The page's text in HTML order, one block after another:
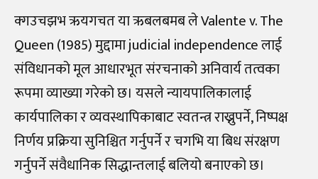
क्गउचझभ ऋयगचत या ऋबलबमब ले Valente v. The
Queen (1985) मुद्दामा judicial independence लाई
संविधानको मूल आधारभूत संरचनाको अनिवार्य तत्वका
रूपमा व्याख्या गरेको छ। यसले न्यायपालिकालाई
कार्यपालिका र व्यवस्थापिकाबाट स्वतन्त्र राख्नुपर्ने, निष्पक्ष
निर्णय प्रक्रिया सुनिश्चित गर्नुपर्ने र चगभि या बिध संरक्षण
गर्नुपर्ने संवैधानिक सिद्धान्तलाई बलियो बनाएको छ।